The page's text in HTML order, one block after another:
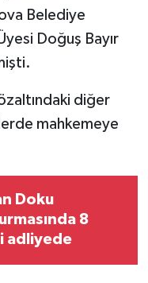
Belediye
Doğuş Bayır
diğer
mahkemeye
Doku
8
adliyede